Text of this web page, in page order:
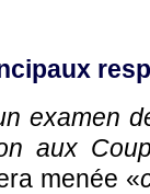
examen
aux
menée «